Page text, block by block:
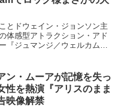
とドウェイン・ジョンソン主
体感型アトラクション・アド
『ジュマンジ／ウェルカム・
は『ジュマンジ／ウェルカ
ジャングル』を...
ン・ムーアが記憶を失っ
性を熱演『アリスのまま
映像解禁